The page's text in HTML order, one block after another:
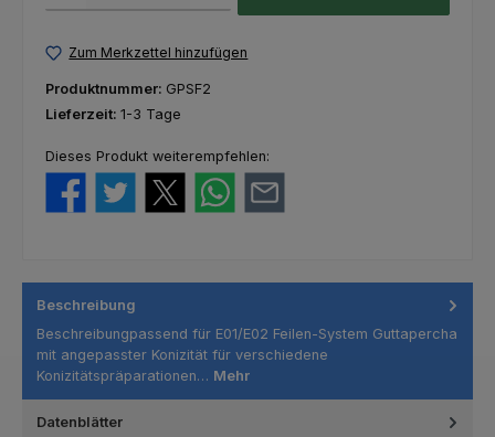
Zum Merkzettel hinzufügen
Produktnummer: GPSF2
Lieferzeit: 1-3 Tage
Dieses Produkt weiterempfehlen:
Beschreibung
Beschreibungpassend für E01/E02 Feilen-System Guttapercha
mit angepasster Konizität für verschiedene
Konizitätspräparationen… Mehr
Datenblätter